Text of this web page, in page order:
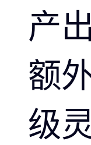
产
额
级